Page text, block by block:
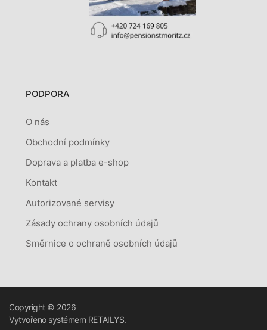
PODPORA
O nás
Obchodní podmínky
Doprava a platba e-shop
Kontakt
Autorizované servisy
Zásady ochrany osobních údajů
Směrnice o ochraně osobních údajů
Copyright © 2026
Vytvořeno systémem RETAILYS.